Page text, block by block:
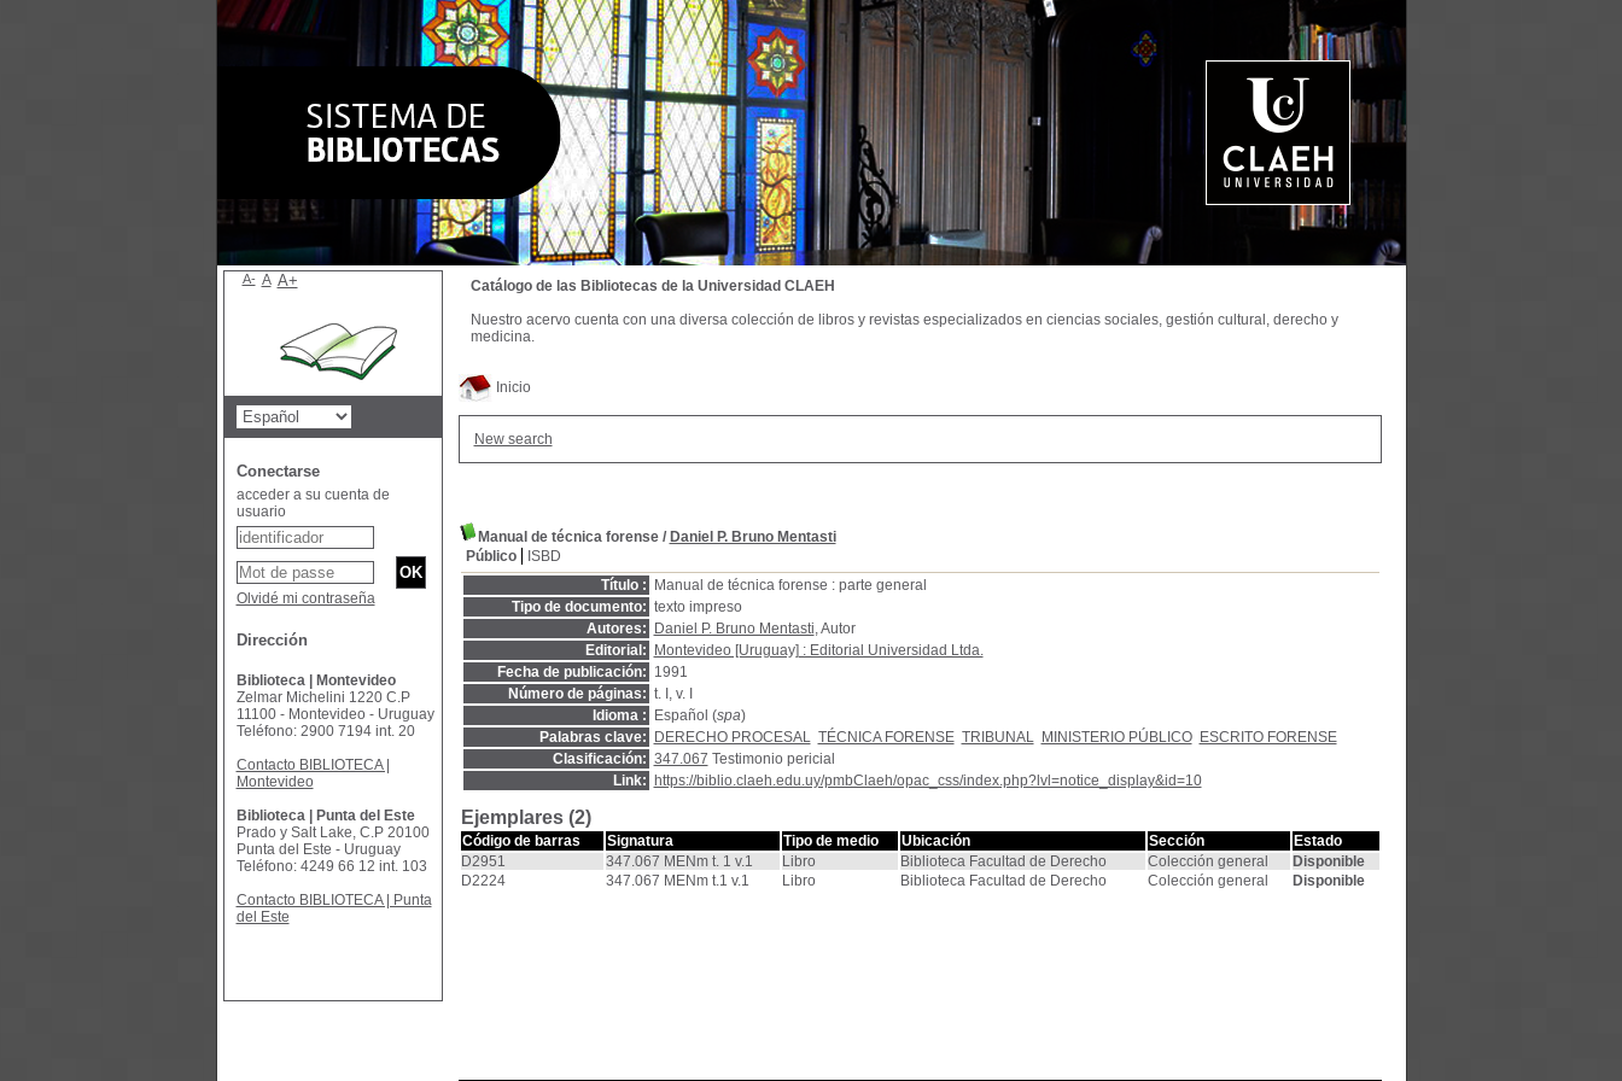
Inicio
New search
Manual de técnica forense/ Daniel P. Bruno Mentasti
Público
ISBD
Título :
Manual de técnica forense : parte general
Tipo de documento: texto impreso
Autores:
Daniel P. Bruno Mentasti, Autor
Editorial:
Montevideo [Uruguay] : Editorial Universidad Ltda.
Fecha de publicación: 1991
Número de páginas: t. I, v. I
Idioma :
Español (spa)
Palabras clave:
DERECHO PROCESAL TÉCNICA FORENSE TRIBUNAL MINISTERIO PÚBLICO
ESCRITO FORENSE
Clasificación: 347.067 Testimonio pericial
Link:
https://biblio.claeh.edu.uy/pmbClaeh/opac_css/index.php?lvl=notice_display&id=10
Ejemplares (2)
Código de barras Signatura Tipo de medio Ubicación Sección
Estado
D2951
347.067 MENm t. 1 v.1 Libro Biblioteca Facultad de Derecho Colección general
Disponible
D2224
347.067 MENm t.1 v.1 Libro Biblioteca Facultad de Derecho Colección general Disponible
Catálogo de las Bibliotecas de la Universidad CLAEH
Nuestro acervo cuenta con una diversa colección de libros y revistas especializados en ciencias sociales, gestión cultural, derecho y
medicina.
A- A A+
Conectarse
acceder a su cuenta de
usuario
Olvidé mi contraseña
Dirección
Biblioteca | Montevideo
Zelmar Michelini 1220 C.P
11100 - Montevideo - Uruguay
Teléfono: 2900 7194 int. 20
Contacto BIBLIOTECA |
Montevideo
Biblioteca | Punta del Este
Prado y Salt Lake, C.P 20100
Punta del Este - Uruguay
Teléfono: 4249 66 12 int. 103
Contacto BIBLIOTECA | Punta
del Este